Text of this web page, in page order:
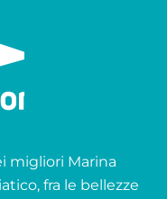
migliori Marina
fra le bellezze